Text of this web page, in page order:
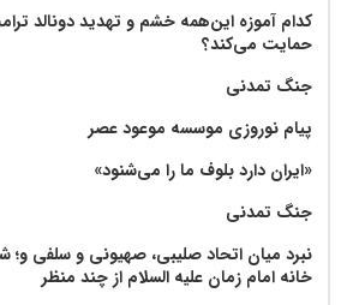
کدام آموزه این‌همه خشم و تهدید دونالد
حمایت می‌کند؟
جنگ تمدنی
پیام نوروزی موسسه موعود عصر
«ایران دارد بلوف ما را می‌شنود»
جنگ تمدنی
نبرد میان اتحاد صلیبی، صهیونی و سلفی و؛
خانه امام زمان علیه السلام از چند منظر